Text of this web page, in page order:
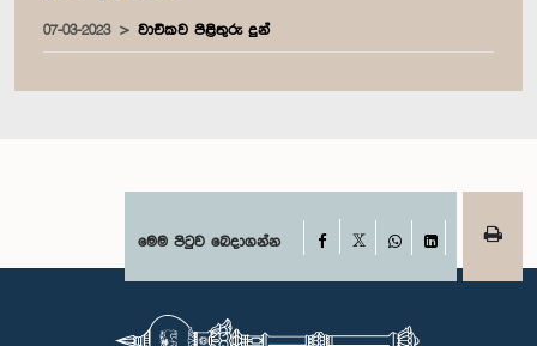
07-03-2023 වාචිකව පිළිතුරු දුන්
මෙම පිටුව බෙදාගන්න Facebook
WhatsAppLinkedIn